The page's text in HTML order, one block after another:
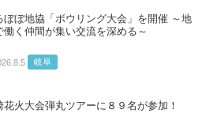
ぼぼ地協「ボウリング大会」を開催 ～地
働く仲間が集い交流を深める～
岐阜
花火大会弾丸ツアーに８９名が参加！